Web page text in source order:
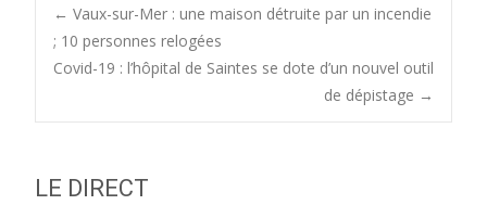
Post
navigation
← Vaux-sur-Mer : une maison détruite par un incendie
; 10 personnes relogées
Covid-19 : l’hôpital de Saintes se dote d’un nouvel outil
de dépistage →
LE DIRECT